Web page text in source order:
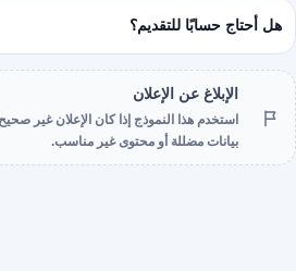
هل أحتاج حسابًا للتقديم؟
الإبلاغ عن الإعلان
استخدم هذا النموذج إذا كان الإعلان غير
بيانات مضللة أو محتوى غير مناسب.